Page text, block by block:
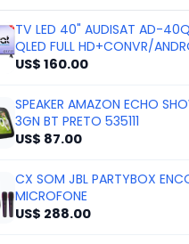
TV LED 40" AUDISAT AD-
QLED FULL HD+CONVR/
2025
US$ 160.00
SPEAKER AMAZON ECHO
3GN BT PRETO 535111
US$ 87.00
CX SOM JBL PARTYBOX
MICROFONE
US$ 288.00